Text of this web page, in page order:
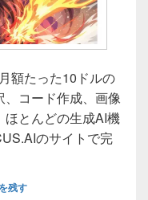
額たった10ドルの
コード作成、画像
とんどの生成AI機
のサイトで完
ップ生成AI:Chat LLM
残す